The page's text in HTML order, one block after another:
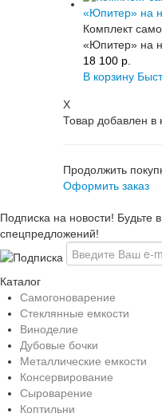
Комплект
«Юпитер» на
18 100 p.
В корзину
X
Товар добавлен в
Продолжить
Оформить заказ
Подписка на новости! Будьте
спецпредложений!
Каталог
Самогоноварение
Стеклянные емкости
Виноделие
Дубовые бочки
Металлические емкости
Консервирование
Сыроварение
Коптильни